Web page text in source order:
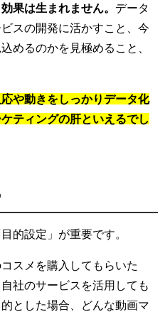
果は生まれません。 データ
スの開発に活かすこと、今
めるのかを見極めること、
や動きをしっかりデータ化
ティングの肝といえるでし
的設定」が重要です。
スメを購入してもらいた
社のサービスを活用しても
とした場合、どんな動画マ